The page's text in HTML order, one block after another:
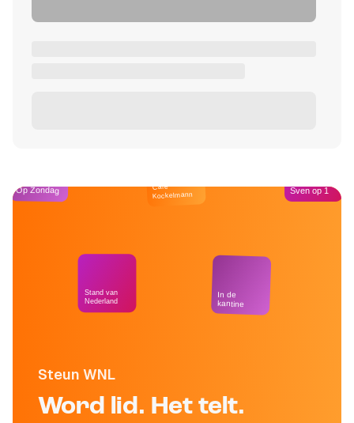
Steun WNL
Word lid. Het telt.
Op Zondag
Stand van
Nederland
Café
Kockelmann
In de
kantine
Sven op 1